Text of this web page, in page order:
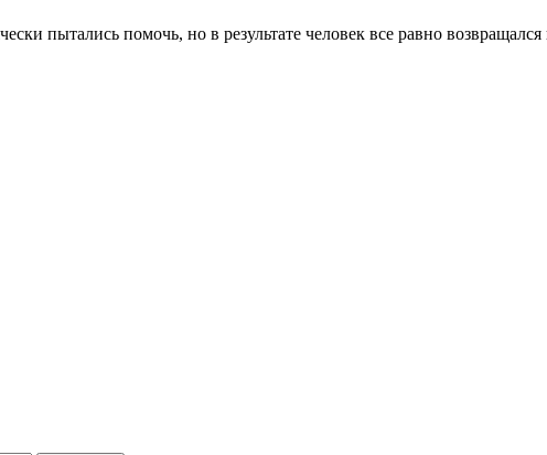
пытались помочь, но в результате человек все равно